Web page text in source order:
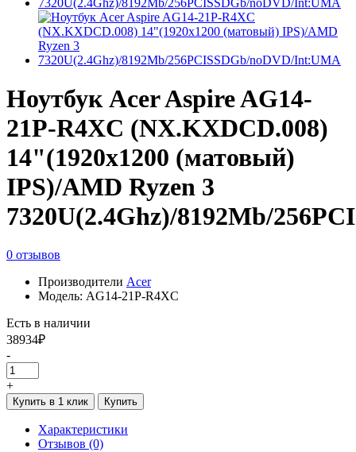
Ноутбук Acer Aspire AG14-
21P-R4XC (NX.KXDCD.008)
14"(1920x1200 (матовый)
IPS)/AMD Ryzen 3
7320U(2.4Ghz)/8192Mb/
0 отзывов
Производители Acer
Модель: AG14-21P-R4XC
Есть в наличии
38934₽
-
+
Купить в 1 клик Купить
Характеристики
Отзывов (0)